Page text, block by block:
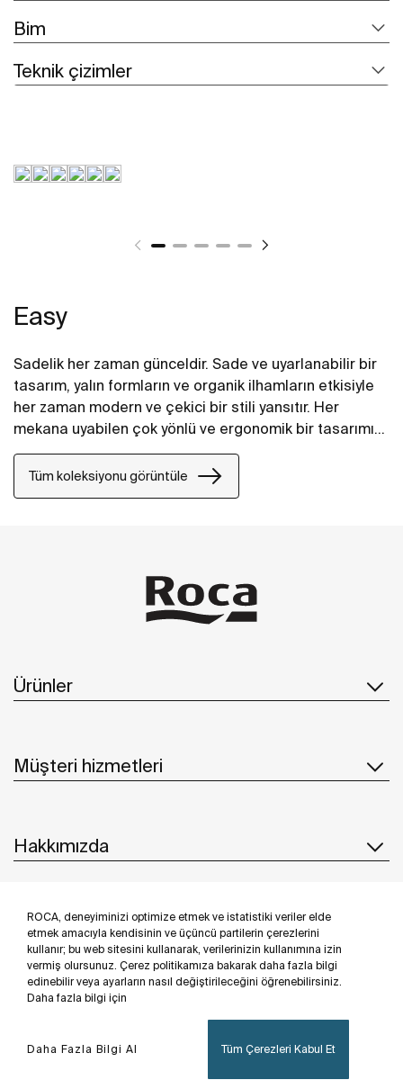
ROCA, deneyiminizi optimize etmek ve istatistiki veriler elde
etmek amacıyla kendisinin ve üçüncü partilerin çerezlerini
kullanır; bu web sitesini kullanarak, verilerinizin kullanımına izin
vermiş olursunuz. Çerez politikamıza bakarak daha fazla bilgi
edinebilir veya ayarların nasıl değiştirileceğini öğrenebilirsiniz.
Daha fazla bilgi için
Daha Fazla Bilgi Al Tüm Çerezleri Kabul Et
Bim
Teknik çizimler
Easy
Sadelik her zaman günceldir. Sade ve uyarlanabilir bir
tasarım, yalın formların ve organik ilhamların etkisiyle
her zaman modern ve çekici bir stili yansıtır. Her
mekana uyabilen çok yönlü ve ergonomik bir tasarımı
garanti eder.
Tüm koleksiyonu görüntüle
Ürünler
Müşteri hizmetleri
Hakkımızda
İlham & Fikirler
Bizi takip edin